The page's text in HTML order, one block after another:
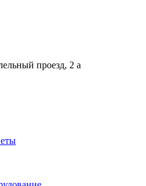
проезд, 2 a